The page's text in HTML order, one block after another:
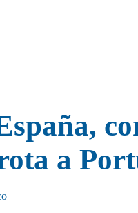
a